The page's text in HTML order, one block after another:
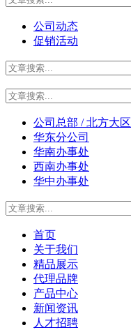
公司动态
促销活动
公司总部 / 北方大区
华东分公司
华南办事处
西南办事处
华中办事处
首页
关于我们
精品展示
代理品牌
产品中心
新闻资讯
人才招聘